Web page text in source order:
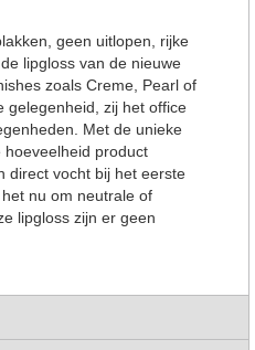
geen uitlopen, rijke
lipgloss van de nieuwe
zoals Creme, Pearl of
gelegenheid, zij het office
Met de unieke
hoeveelheid product
direct vocht bij het eerste
nu om neutrale of
lipgloss zijn er geen